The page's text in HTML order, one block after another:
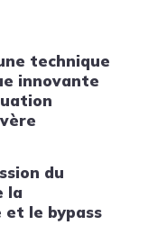
technique
innovante
du
la
et le bypass